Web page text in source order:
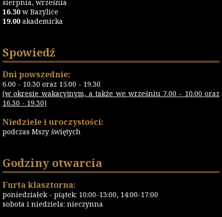
sierpnia, września
16.30 w Bazylice
19.00 akademicka
Spowiedź
Dni powszednie:
6.00 - 10.30 oraz 15.00 - 19.30
(w okresie wakacyjnym, a także we wrześniu 7.00 - 10.00 oraz
16.30 - 19.30)
Niedziele i uroczystości:
podczas Mszy świętych
Godziny otwarcia
Furta klasztorna:
poniedziałek - piątek: 10:00-13:00, 14:00-17:00
sobota i niedziela: nieczynna